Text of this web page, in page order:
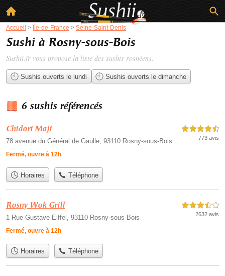
Accueil > Île-de-France > Seine-Saint-Denis
Sushi à Rosny-sous-Bois
Sushii.fr vous propose la liste des sushis rosnéens.
Sushis ouverts le lundi Sushis ouverts le dimanche
6 sushis référencés
Chidori Maji
78 avenue du Général de Gaulle, 93110 Rosny-sous-Bois
Fermé, ouvre à 12h
4,5 étoiles sur 5
773 avis
Horaires Téléphone
Rosny Wok Grill
1 Rue Gustave Eiffel, 93110 Rosny-sous-Bois
Fermé, ouvre à 12h
3,5 étoiles sur 5
2632 avis
Horaires Téléphone